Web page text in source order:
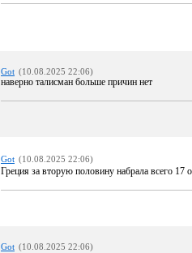
Got (10.08.2025 22:06)
наверно талисман больше причин нет
Got (10.08.2025 22:06)
Греция за вторую половину набрала всего 17
Got (10.08.2025 22:06)